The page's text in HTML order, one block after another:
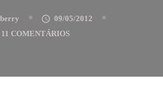
09/05/2012
11 COMENTÁRIOSEM
PRECONCEITO